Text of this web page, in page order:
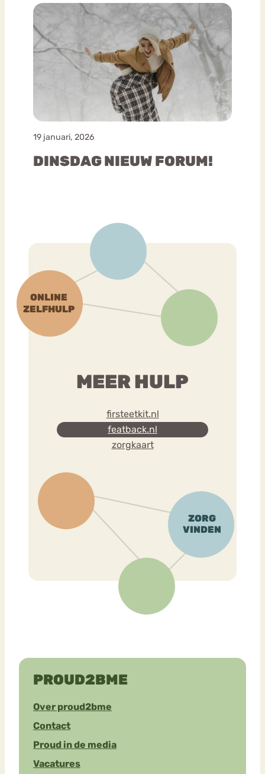
19 januari, 2026
DINSDAG NIEUW FORUM!
MEER HULP
firsteetkit.nl
featback.nl
zorgkaart
PROUD2BME
Over proud2bme
Contact
Proud in de media
Vacatures